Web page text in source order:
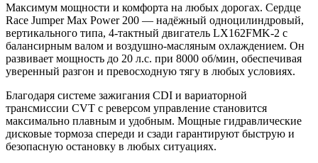
Максимум мощности и комфорта на любых дорогах. Сердце
Race Jumper Max Power 200 — надёжный одноцилиндровый,
вертикального типа, 4-тактный двигатель LX162FMK-2 с
балансирным валом и воздушно-масляным охлаждением. Он
развивает мощность до 20 л.с. при 8000 об/мин, обеспечивая
уверенный разгон и превосходную тягу в любых условиях.
Благодаря системе зажигания CDI и вариаторной
трансмиссии CVT с реверсом управление становится
максимально плавным и удобным. Мощные гидравлические
дисковые тормоза спереди и сзади гарантируют быструю и
безопасную остановку в любых ситуациях.